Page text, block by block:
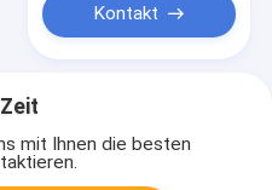
Kontakt
mit Ihnen die besten